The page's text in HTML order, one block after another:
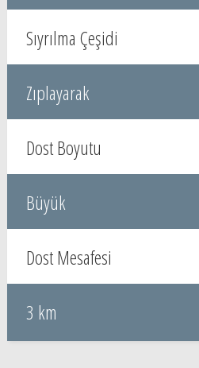
Sıyrılma Çeşidi
Zıplayarak
Dost Boyutu
Büyük
Dost Mesafesi
3 km